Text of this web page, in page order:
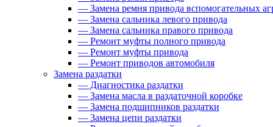
— Замена ремня привода вспомогательных
— Замена сальника левого привода
— Замена сальника правого привода
— Ремонт муфты полного привода
— Ремонт муфты привода
— Ремонт приводов автомобиля
Замена раздатки
— Диагностика раздатки
— Замена масла в раздаточной коробке
— Замена подшипников раздатки
— Замена цепи раздатки